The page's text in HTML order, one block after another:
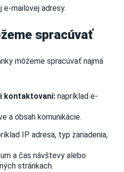
mailovej adresy.
spracúvať
môžeme spracúvať najmä
kontaktovaní: napríklad e-
a obsah komunikácie.
IP adresa, typ zariadenia,
a čas návštevy alebo
stránkach.